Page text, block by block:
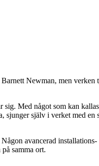
Newman, men verken
Med något som kan
sjunger själv i verket med
avancerad
samma ort.